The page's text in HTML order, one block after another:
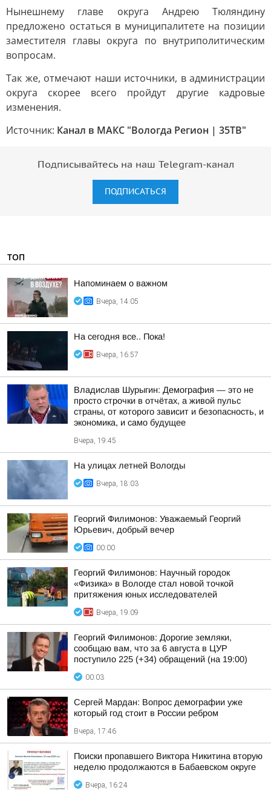
Нынешнему главе округа Андрею Тюляндину
предложено остаться в муниципалитете на позиции
заместителя главы округа по внутриполитическим
вопросам.
Так же, отмечают наши источники, в администрации
округа скорее всего пройдут другие кадровые
изменения.
Источник: Канал в МАКС "Вологда Регион | 35ТВ"
Подписывайтесь на наш Telegram-канал
ПОДПИСАТЬСЯ
ТОП
Напоминаем о важном
Вчера, 14:05
На сегодня все.. Пока!
Вчера, 16:57
Владислав Шурыгин: Демография — это не
просто строчки в отчётах, а живой пульс
страны, от которого зависит и безопасность, и
экономика, и само будущее
Вчера, 19:45
На улицах летней Вологды
Вчера, 18:03
Георгий Филимонов: Уважаемый Георгий
Юрьевич, добрый вечер
00:00
Георгий Филимонов: Научный городок
«Физика» в Вологде стал новой точкой
притяжения юных исследователей
Вчера, 19:09
Георгий Филимонов: Дорогие земляки,
сообщаю вам, что за 6 августа в ЦУР
поступило 225 (+34) обращений (на 19:00)
00:03
Сергей Мардан: Вопрос демографии уже
который год стоит в России ребром
Вчера, 17:46
Поиски пропавшего Виктора Никитина вторую
неделю продолжаются в Бабаевском округе
Вчера, 16:24